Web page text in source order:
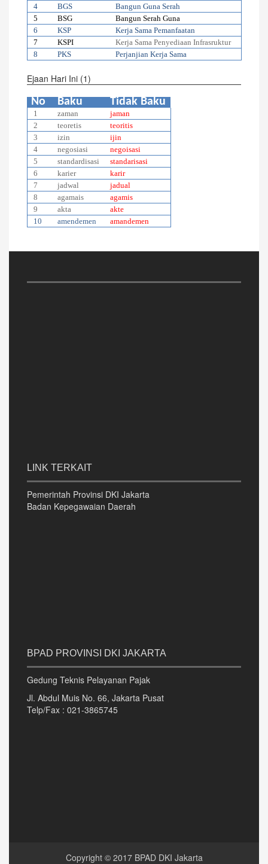
4
BGS
Bangun Guna Serah
5
BSG
Bangun Serah Guna
6
KSP
Kerja Sama Pemanfaatan
7
KSPI
Kerja Sama Penyediaan Infrasruktur
8
PKS Perjanjian Kerja Sama
Ejaan Hari Ini (1)
No
Baku Tidak Baku
1 zaman
jaman
2
teoretis
teoritis
3
izin
ijin
4
negosiasi
negoisasi
5
standardisasi
standarisasi
6
karier
karir
7
jadwal
jadual
8
agamais
agamis
9
akta
akte
10
amendemen amandemen
LINK TERKAIT
Pemerintah Provinsi DKI Jakarta
Badan Kepegawaian Daerah
BPAD PROVINSI DKI JAKARTA
Gedung Teknis Pelayanan Pajak
Jl. Abdul Muis No. 66, Jakarta Pusat
Telp/Fax : 021-3865745
Copyright © 2017 BPAD DKI Jakarta